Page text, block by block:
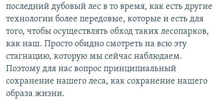
последний дубовый лес в то время, как есть другие
технологии более передовые, которые и есть для
того, чтобы осуществлять обход таких лесопарков,
как наш. Просто обидно смотреть на всю эту
стагнацию, которую мы сейчас наблюдаем.
Поэтому для нас вопрос принципиальный
сохранение нашего леса, как сохранение нашего
образа жизни.